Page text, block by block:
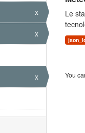
x
x
x
Le
You